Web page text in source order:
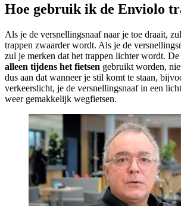
Hoe gebruik ik de Enviolo
Als je de versnellingsnaaf naar je toe draait,
trappen zwaarder wordt. Als je de
zul je merken dat het trappen lichter wordt.
alleen tijdens het fietsen gebruikt worden,
dus aan dat wanneer je stil komt te staan,
verkeerslicht, je de versnellingsnaaf in een
weer gemakkelijk wegfietsen.